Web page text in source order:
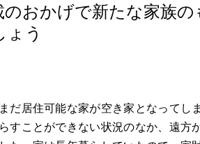
おかげで新たな家族の
う
だ居住可能な家が空き家となってし
すことができない状況のなか、遠方